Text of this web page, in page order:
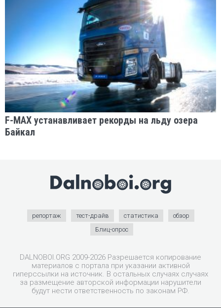
F-MAX устанавливает рекорды на льду озера
Байкал
репортаж тест-драйв статистика
обзор
Блиц-опрос
DALNOBOI.ORG 2009-2026 Разрешается копирование
материалов с портала при указании активной
гиперссылки на источник. В остальных случаях случаях
за размещение авторской информации нарушители
будут нести ответственность по законам РФ.